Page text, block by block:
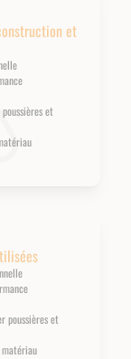
et
et
poussières et